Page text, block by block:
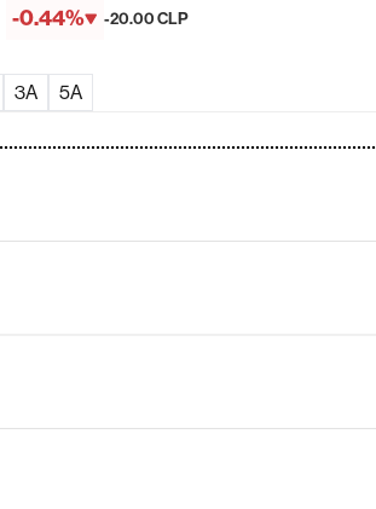
-0.44% -20.00 CLP
3A 5A